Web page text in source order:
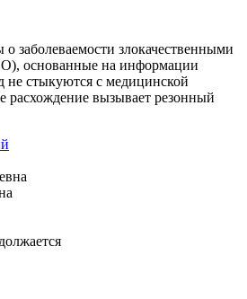
заболеваемости злокачественными
основанные на информации
стыкуются с медицинской
расхождение вызывает резонный